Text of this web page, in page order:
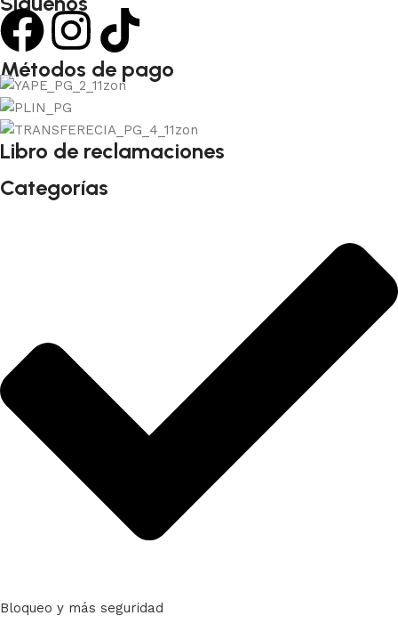
Métodos de pago
Libro de reclamaciones
Categorías
Bloqueo y más seguridad